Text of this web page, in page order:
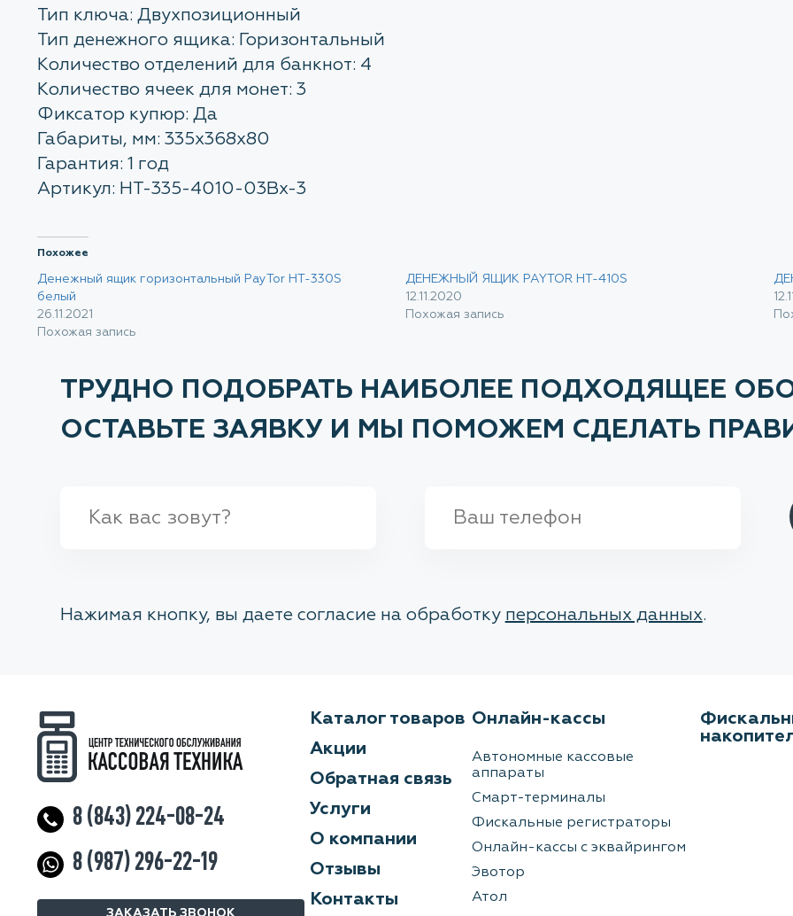
Тип ключа: Двухпозиционный
Тип денежного ящика: Горизонтальный
Количество отделений для банкнот: 4
Количество ячеек для монет: 3
Фиксатор купюр: Да
Габариты, мм: 335х368х80
Гарантия: 1 год
Артикул: HT-335-4010-03Bx-3
Похожее
Денежный ящик горизонтальный PayTor HT-330S
белый
26.11.2021
Похожая запись
ДЕНЕЖНЫЙ ЯЩИК PAYTOR HT-410S
12.11.2020
Похожая запись
ТРУДНО ПОДОБРАТЬ НАИБОЛЕЕ ПОДХОДЯЩЕЕ
ОСТАВЬТЕ ЗАЯВКУ И МЫ ПОМОЖЕМ СДЕЛАТЬ
Нажимая кнопку, вы даете согласие на обработку персональных данных.
8 (843) 224-08-24
8 (987) 296-22-19
ЗАКАЗАТЬ ЗВОНОК
Каталог товаров
Акции
Обратная связь
Услуги
О компании
Отзывы
Контакты
Онлайн-кассы
Автономные кассовые
аппараты
Смарт-терминалы
Фискальные регистраторы
Онлайн-кассы с эквайрингом
Эвотор
Атол